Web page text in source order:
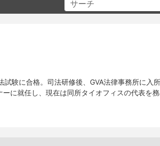
験に合格。司法研修後、GVA法律事務所に入
に就任し、現在は同所タイオフィスの代表を務